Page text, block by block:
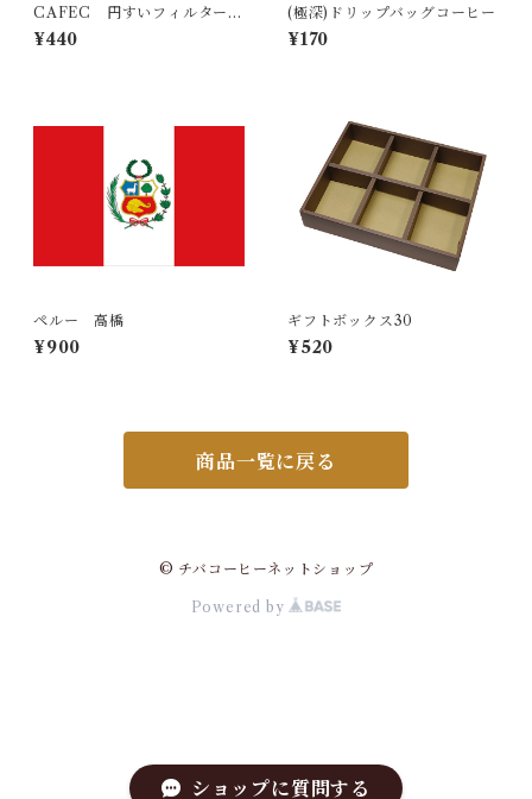
ショップに質問する
CAFEC 円すいフィルター
１～４杯用
¥440
(極深)ドリップバッグコーヒー
¥170
ペルー 高橋
¥900
ギフトボックス30
¥520
商品一覧に戻る
© チバコーヒーネットショップ
Powered by